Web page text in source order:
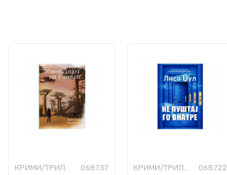
КРИМИ/ТРИЛЕР 068737 КРИМИ/ТРИЛЕР 068722